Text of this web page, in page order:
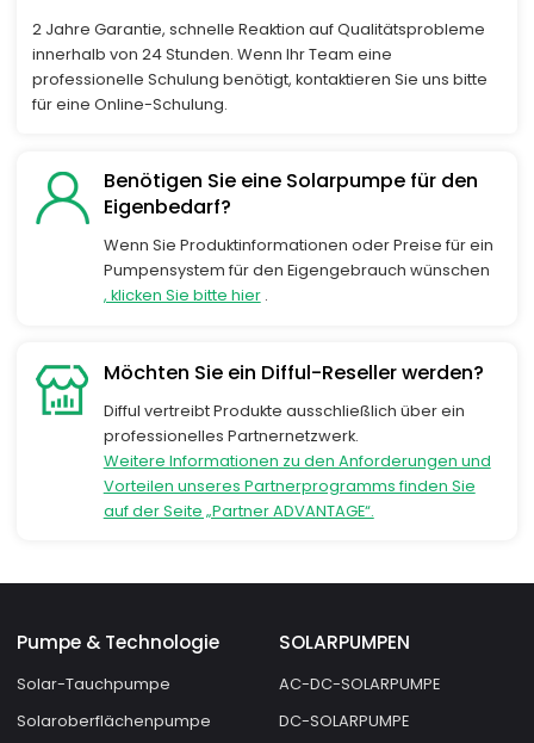
2 Jahre Garantie, schnelle Reaktion auf Qualitätsprobleme
innerhalb von 24 Stunden. Wenn Ihr Team eine
professionelle Schulung benötigt, kontaktieren Sie uns bitte
für eine Online-Schulung.
Benötigen Sie eine Solarpumpe für den
Eigenbedarf?
Wenn Sie Produktinformationen oder Preise für ein
Pumpensystem für den Eigengebrauch wünschen
, klicken Sie bitte hier.
Möchten Sie ein Difful-Reseller werden?
Difful vertreibt Produkte ausschließlich über ein
professionelles Partnernetzwerk.
Weitere Informationen zu den Anforderungen und
Vorteilen unseres Partnerprogramms finden Sie
auf der Seite „Partner ADVANTAGE“.
Pumpe & Technologie
Solar-Tauchpumpe
Solaroberflächenpumpe
SOLARPUMPEN
AC-DC-SOLARPUMPE
DC-SOLARPUMPE